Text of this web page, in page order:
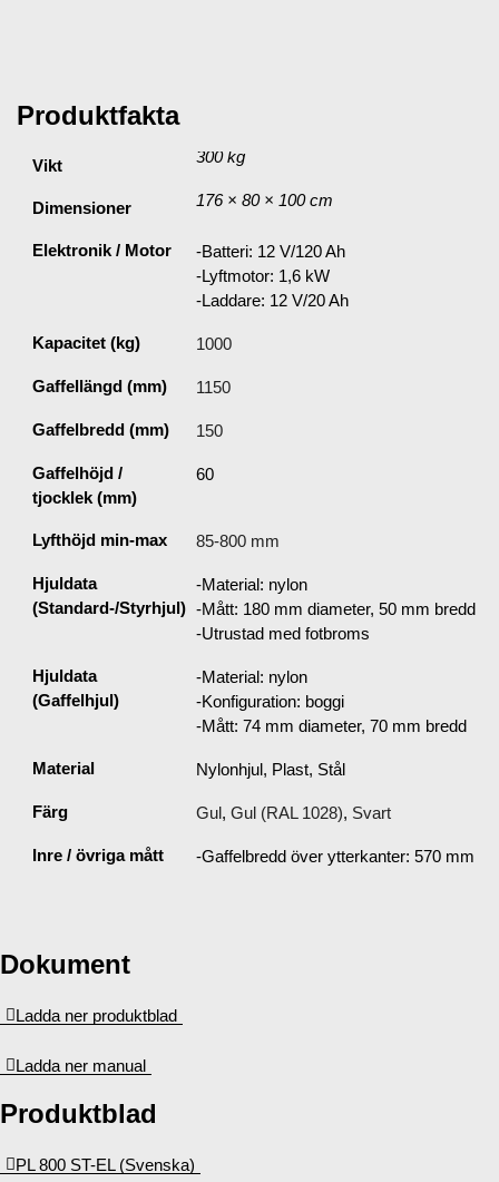
Produktfakta
Ytterligare information
Vikt 300 kg
Dimensioner 176 × 80 × 100 cm
Elektronik / Motor
-Batteri: 12 V/120 Ah
-Lyftmotor: 1,6 kW
-Laddare: 12 V/20 Ah
Kapacitet (kg) 1000
Gaffellängd (mm) 1150
Gaffelbredd (mm) 150
Gaffelhöjd /
tjocklek (mm)
60
Lyfthöjd min-max 85-800 mm
Hjuldata
(Standard-/Styrhjul)
-Material: nylon
-Mått: 180 mm diameter, 50 mm bredd
-Utrustad med fotbroms
Hjuldata
(Gaffelhjul)
-Material: nylon
-Konfiguration: boggi
-Mått: 74 mm diameter, 70 mm bredd
Material Nylonhjul, Plast, Stål
Färg Gul, Gul (RAL 1028), Svart
Inre / övriga mått -Gaffelbredd över ytterkanter: 570 mm
Dokument
Ladda ner produktblad
Ladda ner manual
Produktblad
PL 800 ST-EL (Svenska)